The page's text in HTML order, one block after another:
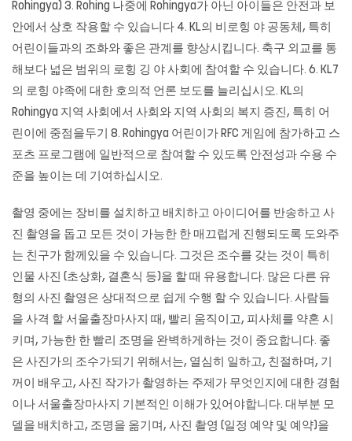
Rohingya) 3. Rohing 나중에 Rohingya가 아닌 아이들은 안전과 보
안에서 상호 작용할 수 있습니다 4. KL의 비로힝 야 공동체, 특히
어린이들과의 조화와 좋은 관계를 향상시킵니다. 축구 외교를 통
해보다 넓은 범위의 로힝 깅 야 사회에 참여할 수 있습니다. 6. KL7
의 로힝 야족에 대한 호의적 언론 보도를 늘리십시오. KL의
Rohingya 지역 사회에서 사회와 지역 사회의 복지 증진, 특히 어
린이에 중점을두기 8. Rohingya 어린이가 RFC 게임에 참가하고 스
포츠 프로그램에 일반적으로 참여할 수 있도록 안전성과 수용 수
준을 높이는 데 기여하십시오.
촬영 중에는 장비를 설치하고 배치하고 아이디어를 반송하고 사
진 촬영을 돕고 모든 것이 가능한 한 매끄럽게 진행되도록 도와주
는 친구가 함께있을 수 있습니다. 그것은 조수를 갖는 것이 특히
인물 사진 (초상화, 결혼식 등)을 할 때 유용합니다. 많은 다른 유
형의 사진 촬영은 상대적으로 쉽게 수행 할 수 있습니다. 사람들
을 사격 할 서울출장마사지 때, 빨리 움직이고, 피사체를 약혼 시
키며, 가능한 한 빨리 조명을 완벽하게하는 것이 중요합니다. 좋
은 사진가의 조수가되기 위해서는, 열심히 일하고, 친절하며, 기
꺼이 배우고, 사진 작가가 촬영하는 주제가 무엇인지에 대한 경험
이나 서울출장마사지 기본적인 이해가 있어야합니다. 대부분 모
델을 배치하고, 조명을 옮기며, 사진 촬영 (일정 예약 및 예약)을